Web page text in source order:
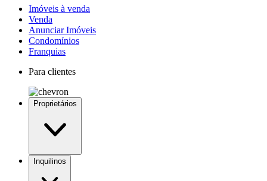
Imóveis à venda
Venda
Anunciar Imóveis
Condomínios
Franquias
Para clientes
Proprietários
Inquilinos